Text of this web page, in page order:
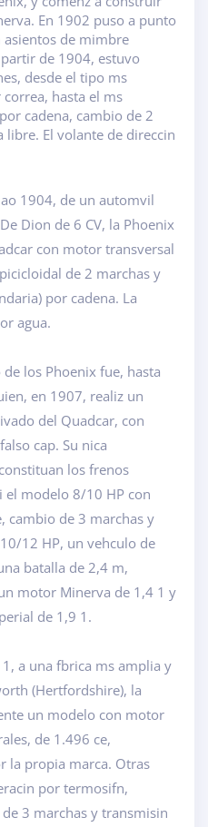
En 1902 puso a punto
asientos de mimbre
de 1904, estuvo
desde el tipo ms
hasta el ms
cadena, cambio de 2
libre. El volante de direccin
1904, de un automvil
Dion de 6 CV, la Phoenix
con motor transversal
de 2 marchas y
por cadena. La
agua.
los Phoenix fue, hasta
en 1907, realiz un
del Quadcar, con
cap. Su nica
los frenos
el modelo 8/10 HP con
cambio de 3 marchas y
12 HP, un vehculo de
batalla de 2,4 m,
motor Minerva de 1,4 1 y
de 1,9 1.
a una fbrica ms amplia y
(Hertfordshire), la
un modelo con motor
de 1.496 ce,
la propia marca. Otras
por termosifn,
3 marchas y transmisin